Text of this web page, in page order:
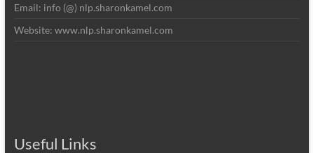
Email: info (@) nlp.sharonkamel.com
Website: www.nlp.sharonkamel.com
Useful Links